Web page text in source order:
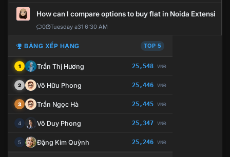
How can I compare options to buy flat in Noida Extension?
0 Tuesday a31 6:30 AM
BẢNG XẾP HẠNG TOP 5
1 Trần Thị Hương 25,548 VNĐ
2 Võ Hữu Phong 25,446 VNĐ
3 Trần Ngọc Hà 25,445 VNĐ
4 Võ Duy Phong 25,347 VNĐ
5 Đặng Kim Quỳnh 25,246 VNĐ